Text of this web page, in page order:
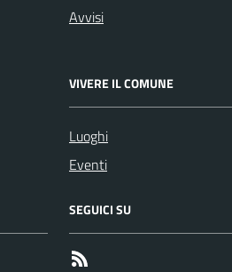
Avvisi
VIVERE IL COMUNE
Luoghi
Eventi
SEGUICI SU